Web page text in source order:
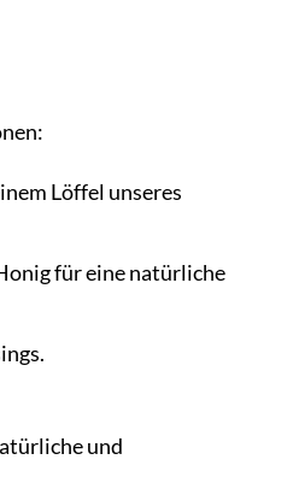
Löffel unseres
für eine natürliche
und